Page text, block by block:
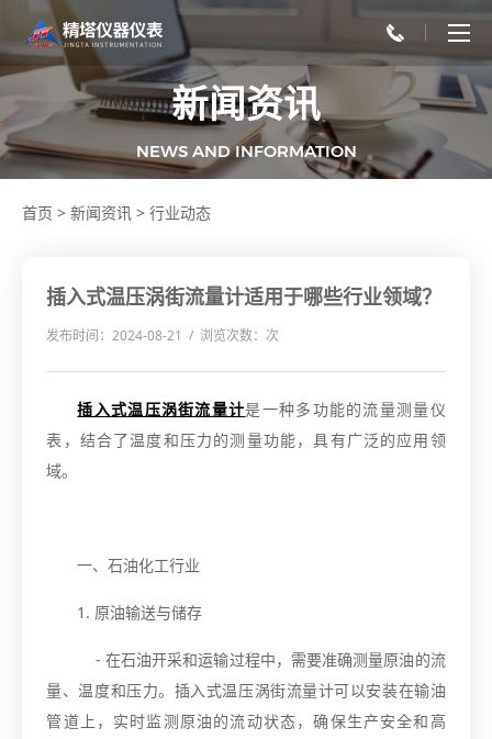
新闻资讯
NEWS AND INFORMATION
首页 > 新闻资讯 > 行业动态
插入式温压涡街流量计适用于哪些行业领域？
发布时间：2024-08-21 / 浏览次数： 次
插入式温压涡街流量计是一种多功能的流量测量仪
表，结合了温度和压力的测量功能，具有广泛的应用领
域。
一、石油化工行业
1. 原油输送与储存
- 在石油开采和运输过程中，需要准确测量原油的流
量、温度和压力。插入式温压涡街流量计可以安装在输油
管道上，实时监测原油的流动状态，确保生产安全和高